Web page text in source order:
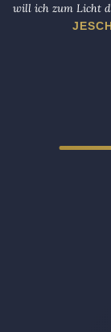
will ich zum Licht